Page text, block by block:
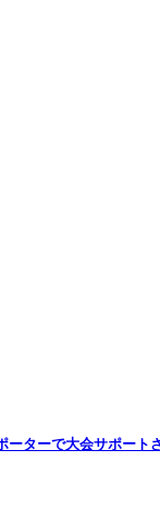
ーターで大会サポート